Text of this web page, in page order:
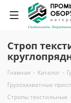
Строп
Главная - Каталог -
Грузозахватные
Стропы текстильные -